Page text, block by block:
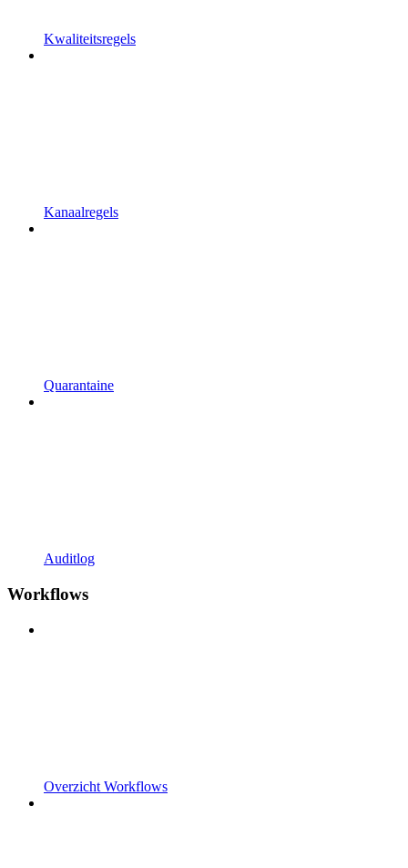
Kwaliteitsregels
Kanaalregels
Quarantaine
Auditlog
Workflows
Overzicht Workflows